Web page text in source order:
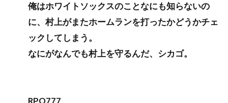
俺はホワイトソックスのことなにも知らないの
に、村上がまたホームランを打ったかどうかチェ
ックしてしまう。
なにがなんでも村上を守るんだ、シカゴ。